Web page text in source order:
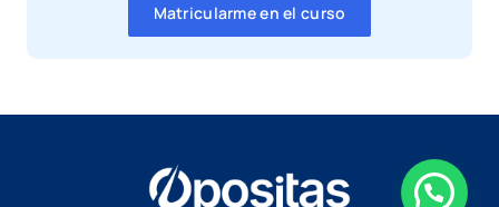
Matricularme en el curso